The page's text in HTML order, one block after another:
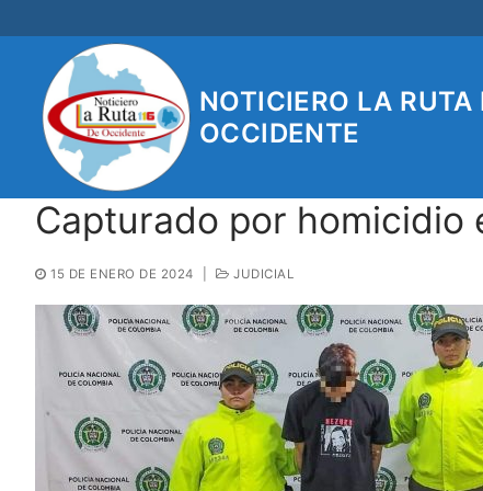
al
contenido
NOTICIERO LA RUTA
OCCIDENTE
Capturado por homicidio
15 DE ENERO DE 2024 JUDICIAL